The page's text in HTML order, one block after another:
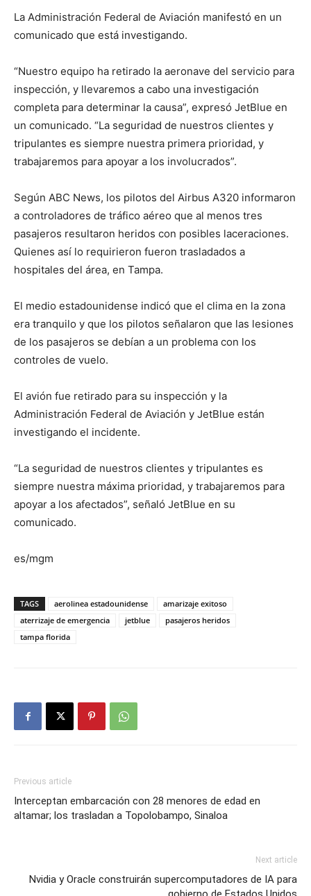
La Administración Federal de Aviación manifestó en un
comunicado que está investigando.
“Nuestro equipo ha retirado la aeronave del servicio para
inspección, y llevaremos a cabo una investigación
completa para determinar la causa”, expresó JetBlue en
un comunicado. “La seguridad de nuestros clientes y
tripulantes es siempre nuestra primera prioridad, y
trabajaremos para apoyar a los involucrados”.
Según ABC News, los pilotos del Airbus A320 informaron
a controladores de tráfico aéreo que al menos tres
pasajeros resultaron heridos con posibles laceraciones.
Quienes así lo requirieron fueron trasladados a
hospitales del área, en Tampa.
El medio estadounidense indicó que el clima en la zona
era tranquilo y que los pilotos señalaron que las lesiones
de los pasajeros se debían a un problema con los
controles de vuelo.
El avión fue retirado para su inspección y la
Administración Federal de Aviación y JetBlue están
investigando el incidente.
“La seguridad de nuestros clientes y tripulantes es
siempre nuestra máxima prioridad, y trabajaremos para
apoyar a los afectados”, señaló JetBlue en su
comunicado.
es/mgm
TAGS aerolinea estadounidense
amarizaje exitoso
aterrizaje de emergencia
jetblue
pasajeros heridos
tampa florida
Previous article
Interceptan embarcación con 28 menores de edad en
altamar; los trasladan a Topolobampo, Sinaloa
Next article
Nvidia y Oracle construirán supercomputadores de IA para